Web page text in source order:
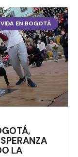
EN BOGOTÁ
LA